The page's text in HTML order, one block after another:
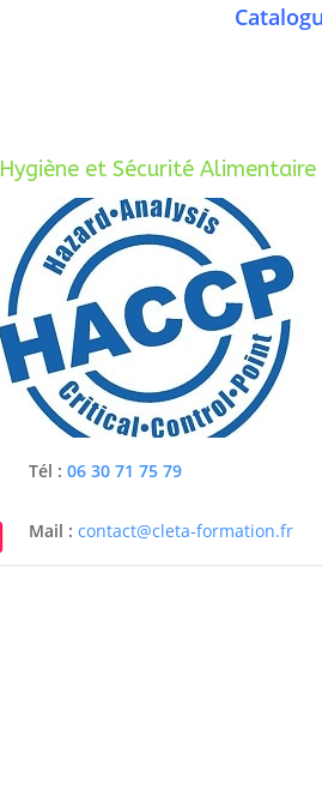
Hygiène et Sécurité Alimentaire
Tél : 06 30 71 75 79
Mail : contact@cleta-formation.fr